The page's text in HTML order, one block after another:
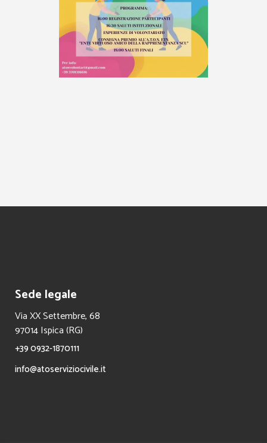
Sede legale
Via XX Settembre, 68
97014 Ispica (RG)
+39 0932-1870111
info@atoserviziocivile.it